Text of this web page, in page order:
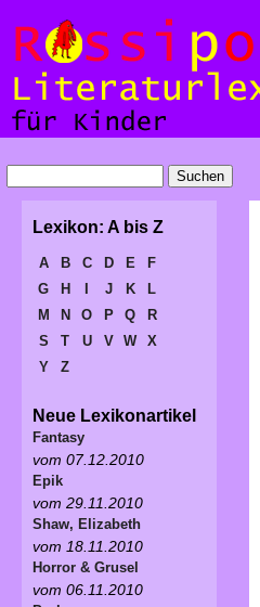
Lexikon: A bis Z
A B C D E
F
G
H J K
L
M
N O P Q
R
S
T U V W
X
Y
Z
Neue Lexikonartikel
Fantasy
vom 07.12.2010
Epik
vom 29.11.2010
Shaw, Elizabeth
vom 18.11.2010
Horror & Grusel
vom 06.11.2010